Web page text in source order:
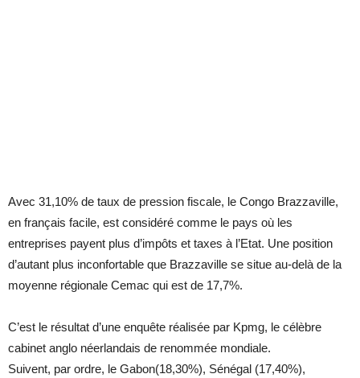
Avec 31,10% de taux de pression fiscale, le Congo Brazzaville,
en français facile, est considéré comme le pays où les
entreprises payent plus d’impôts et taxes à l’Etat. Une position
d’autant plus inconfortable que Brazzaville se situe au-delà de la
moyenne régionale Cemac qui est de 17,7%.
C’est le résultat d’une enquête réalisée par Kpmg, le célèbre
cabinet anglo néerlandais de renommée mondiale.
Suivent, par ordre, le Gabon(18,30%), Sénégal (17,40%),